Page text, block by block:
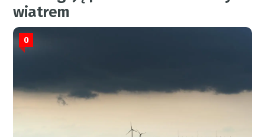
wiatrem
0